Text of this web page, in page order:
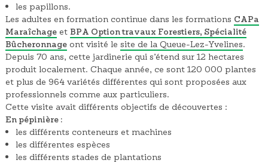
les papillons.
Les adultes en formation continue dans les formations CAPa
Maraîchageet BPA Option travaux Forestiers, Spécialité
Bûcheronnageont visité le site de la Queue-Lez-Yvelines.
Depuis 70 ans, cette jardinerie qui s’étend sur 12 hectares
produit localement. Chaque année, ce sont 120 000 plantes
et plus de 964 variétés différentes qui sont proposées aux
professionnels comme aux particuliers.
Cette visite avait différents objectifs de découvertes :
En pépinière :
les différents conteneurs et machines
les différentes espèces
les différents stades de plantations